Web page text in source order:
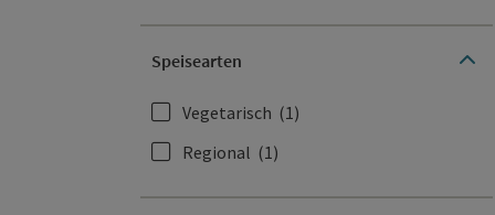
Speisearten
Vegetarisch (1)
Regional (1)